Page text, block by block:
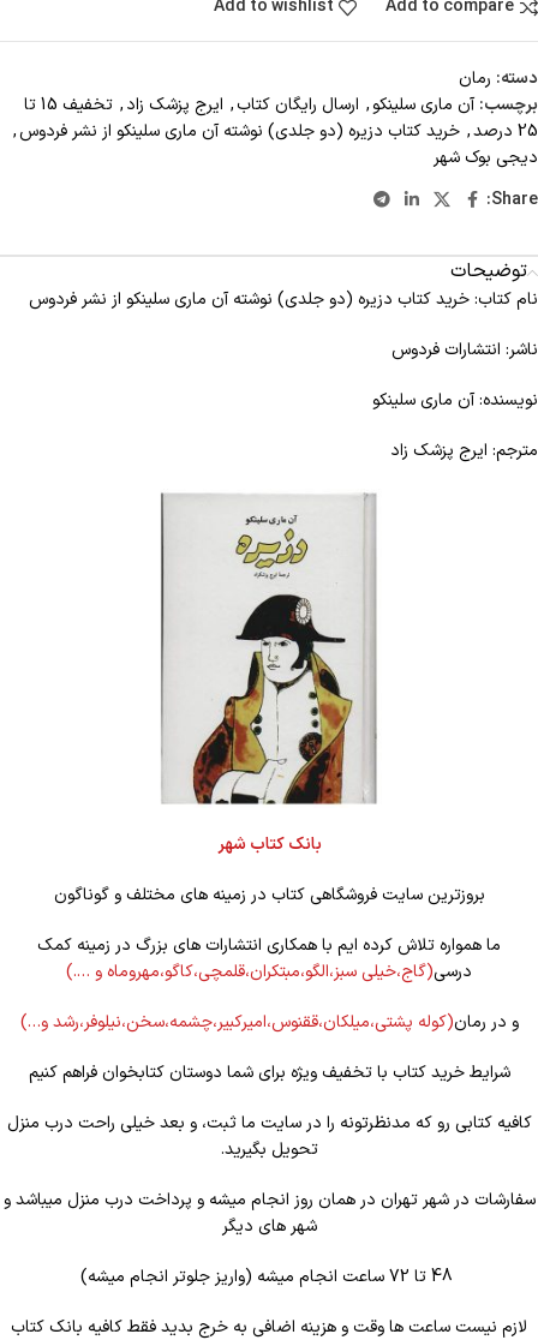
Add to compare
Add to wishlist
دسته: رمان
برچسب: آن ماری سلینکو, ارسال رايگان کتاب, ایرج پزشک زاد,
تخفیف 15 تا
25 درصد
, خرید کتاب دزیره (دو جلدی) نوشته آن ماری سلینکو از نشر فردوس,
دیجی بوک شهر
Share:
توضیحات
نام کتاب: خرید کتاب دزیره (دو جلدی) نوشته آن ماری سلینکو از نشر فردوس
ناشر: انتشارات فردوس
نویسنده: آن ماری سلینکو
مترجم: ایرج پزشک زاد
بانک کتاب شهر
بروزترین سایت فروشگاهی کتاب در زمینه های مختلف و گوناگون
ما همواره تلاش کرده ایم با همکاری انتشارات های بزرگ در زمینه کمک
درسی(گاج،خیلی سبز،الگو،مبتکران،قلمچی،کاگو،مهروماه و ….)
و در رمان(کوله پشتی،میلکان،ققنوس،امیرکبیر،چشمه،سخن،نیلوفر،رشد و…)
شرایط خرید کتاب با تخفیف ویژه برای شما دوستان کتابخوان فراهم کنیم
کافیه کتابی رو که مدنظرتونه را در سایت ما ثبت، و بعد خیلی راحت درب منزل
تحویل بگیرید.
سفارشات در شهر تهران در همان روز انجام میشه و پرداخت درب منزل میباشد و
شهر های دیگر
لازم نیست ساعت ها وقت و هزینه اضافی به خرج بدید فقط کافیه بانک کتاب